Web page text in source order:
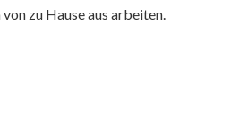
zu Hause aus arbeiten.